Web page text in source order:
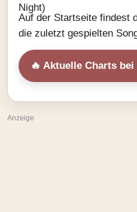
Auf der Startseite findest
die zuletzt gespielten
🔥 Aktuelle Charts
Anzeige